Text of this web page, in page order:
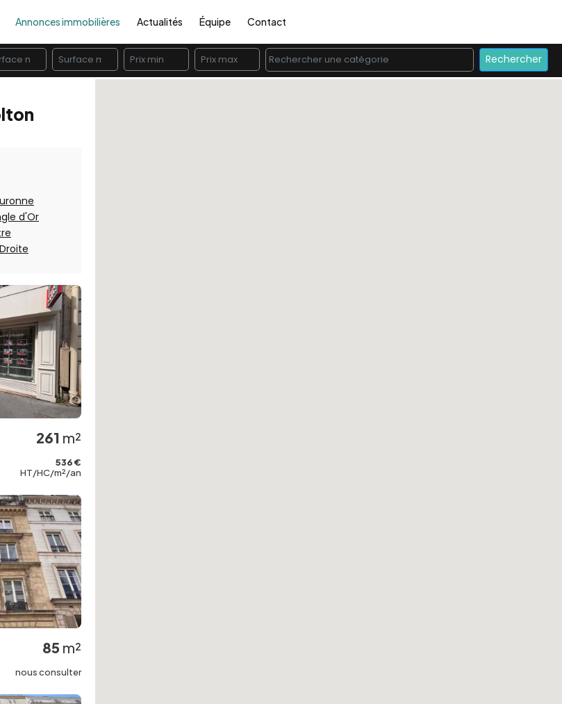
Annonces immobilières Actualités Équipe Contact
Rechercher une catégorie
d'Or
261 m²
536 €
HT/HC/m²/an
85 m²
nous consulter